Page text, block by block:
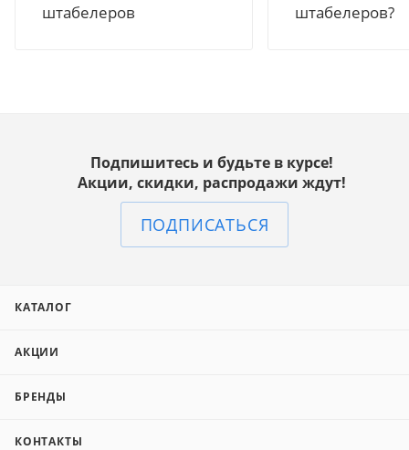
штабелеров
штабелеров?
Подпишитесь и будьте в курсе!
Акции, скидки, распродажи ждут!
ПОДПИСАТЬСЯ
КАТАЛОГ
АКЦИИ
БРЕНДЫ
КОНТАКТЫ